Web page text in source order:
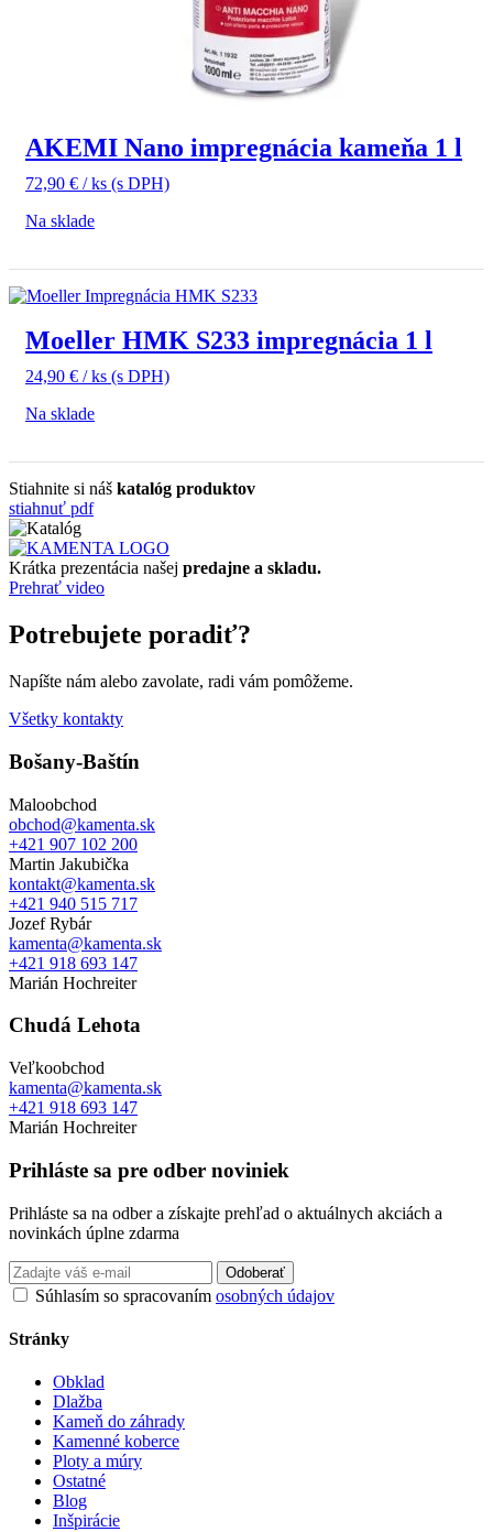
AKEMI Nano impregnácia kameňa 1 l
72,90 € / ks (s DPH)
Na sklade
Moeller HMK S233 impregnácia 1 l
24,90 € / ks (s DPH)
Na sklade
Stiahnite si náš katalóg produktov
stiahnuť pdf
Krátka prezentácia našej predajne a skladu.
Prehrať video
Potrebujete poradiť?
Napíšte nám alebo zavolate, radi vám pomôžeme.
Všetky kontakty
Bošany-Baštín
Maloobchod
obchod@kamenta.sk
+421 907 102 200
Martin Jakubička
kontakt@kamenta.sk
+421 940 515 717
Jozef Rybár
kamenta@kamenta.sk
+421 918 693 147
Marián Hochreiter
Chudá Lehota
Veľkoobchod
kamenta@kamenta.sk
+421 918 693 147
Marián Hochreiter
Prihláste sa pre odber noviniek
Prihláste sa na odber a získajte prehľad o aktuálnych akciách a
novinkách úplne zdarma
Odoberať
Súhlasím so spracovaním osobných údajov
Stránky
Obklad
Dlažba
Kameň do záhrady
Kamenné koberce
Ploty a múry
Ostatné
Blog
Inšpirácie